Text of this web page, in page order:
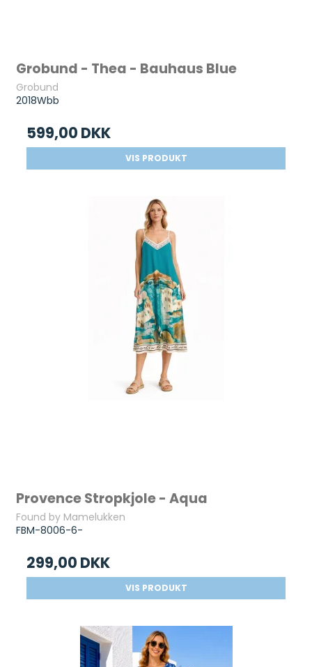
Grobund - Thea - Bauhaus Blue
Grobund
2018Wbb
599,00 DKK
VIS PRODUKT
Provence Stropkjole - Aqua
Found by Mamelukken
FBM-8006-6-
299,00 DKK
VIS PRODUKT